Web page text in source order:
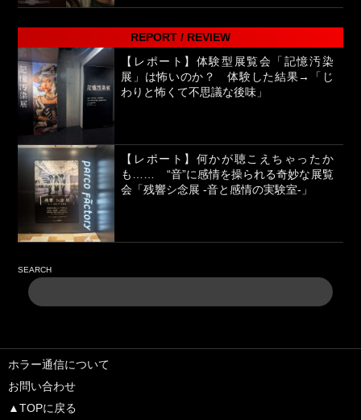
REPORT / REVIEW
【レポート】体験型展覧会「記憶汚染
展」は怖いのか？ 体験した結果→「じ
わりと怖くて不思議な後味」
【レポート】何かが聴こえちゃったか
も…… “音”に感情を操られる奇妙な展覧
会「残響シ念展 -⾳と感情の実験室-」
SEARCH
ホラー通信について
お問い合わせ
▲TOPに戻る